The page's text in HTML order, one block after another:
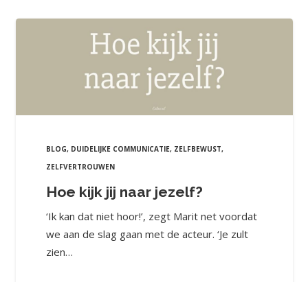
BLOG, DUIDELIJKE COMMUNICATIE, ZELFBEWUST,
ZELFVERTROUWEN
Hoe kijk jij naar jezelf?
‘Ik kan dat niet hoor!’, zegt Marit net voordat
we aan de slag gaan met de acteur. ‘Je zult
zien…